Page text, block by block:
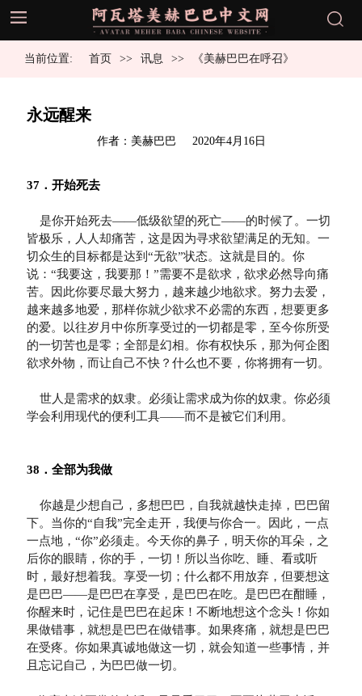
当前位置: 首页 讯息 《美赫巴巴在呼召》
永远醒来
作者：美赫巴巴
发
2020年4月16日
皆极乐，人人却痛苦，这是因为寻求欲望满足的无知。一
切众生的目标都是达到“无欲”状态。这就是目的。你
说：“我要这，我要那！”需要不是欲求，欲求必然导向痛
苦。因此你要尽最大努力，越来越少地欲求。努力去爱，
越来越多地爱，那样你就少欲求不必需的东西，想要更多
的爱。以往岁月中你所享受过的一切都是零，至今你所受
的一切苦也是零；全部是幻相。你有权快乐，那为何企图
欲求外物，而让自己不快？什么也不要，你将拥有一切。
学会利用现代的便利工具——而不是被它们利用。
38．全部为我做
下。当你的“自我”完全走开，我便与你合一。因此，一点
一点地，“你”必须走。今天你的鼻子，明天你的耳朵，之
后你的眼睛，你的手，一切！所以当你吃、睡、看或听
时，最好想着我。享受一切；什么都不用放弃，但要想这
是巴巴——是巴巴在享受，是巴巴在吃。是巴巴在酣睡，
你醒来时，记住是巴巴在起床！不断地想这个念头！你如
果做错事，就想是巴巴在做错事。如果疼痛，就想是巴巴
在受疼。你如果真诚地做这一切，就会知道一些事情，并
且忘记自己，为巴巴做一切。